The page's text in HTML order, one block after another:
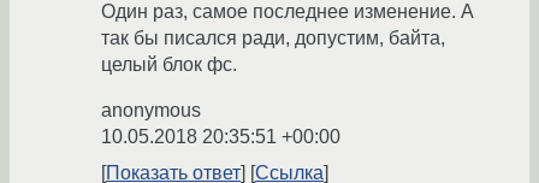
Один раз, самое последнее изменение. А
так бы писался ради, допустим, байта,
целый блок фс.
anonymous
10.05.2018 20:35:51 +00:00
Показать ответ
Ссылка